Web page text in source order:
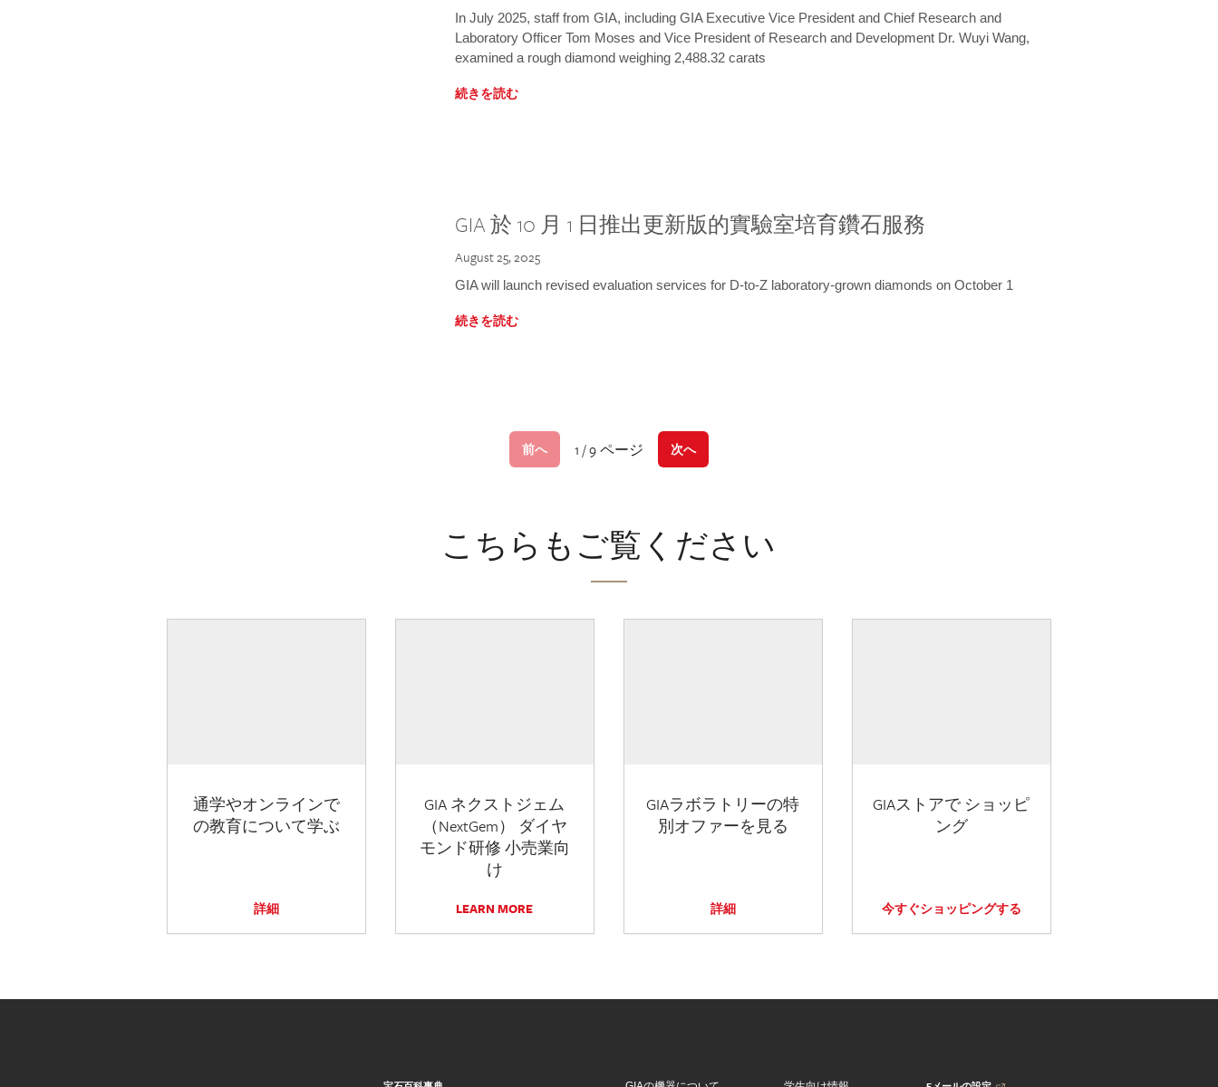
In July 2025, staff from GIA, including GIA Executive Vice President and Chief Research and
Laboratory Officer Tom Moses and Vice President of Research and Development Dr. Wuyi Wang,
examined a rough diamond weighing 2,488.32 carats
続きを読む
GIA 於 10 月 1 日推出更新版的實驗室培育鑽石服務
August 25, 2025
GIA will launch revised evaluation services for D-to-Z laboratory-grown diamonds on October 1
続きを読む
前へ 1 / 9 ページ 次へ
こちらもご覧ください
通学やオンラインで
の教育について学ぶ
詳細
GIA ネクストジェム
（NextGem） ダイヤ
モンド研修 小売業向
け
LEARN MORE
GIAラボラトリーの特
別オファーを見る
詳細
GIAストアで ショッピ
ング
今すぐショッピングする